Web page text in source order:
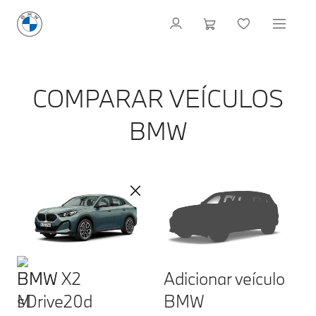
COMPARAR VEÍCULOS
BMW
BMW X2
sDrive20d
Adicionar veículo
BMW